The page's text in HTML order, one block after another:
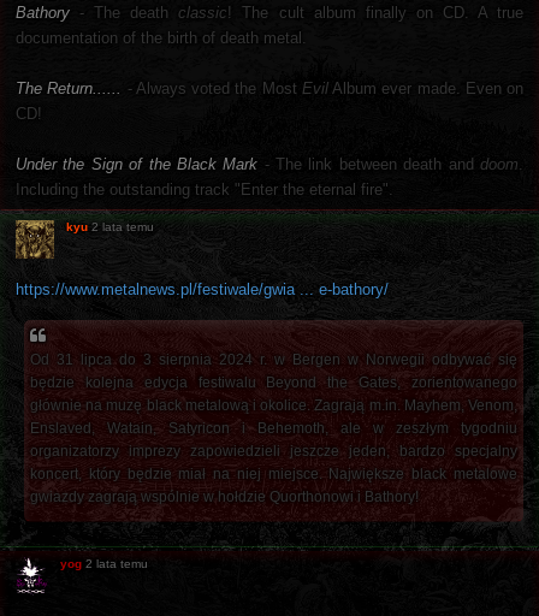
Bathory - The deathclassic! The cult album finally on CD. A true
documentation of the birth of death metal.
The Return...... - Always voted the Most EvilAlbum ever made. Even on
CD!
Under the Sign of the Black Mark - The link between death anddoom.
Including the outstanding track "Enter the eternal fire".
kyu 2 lata temu
https://www.metalnews.pl/festiwale/gwia ... e-bathory/
Od 31 lipca do 3 sierpnia 2024 r. w Bergen w Norwegii odbywać się
będzie kolejna edycja festiwalu Beyond the Gates, zorientowanego
głównie na muzę black metalową i okolice. Zagrają m.in. Mayhem, Venom,
Enslaved, Watain, Satyricon i Behemoth, ale w zeszłym tygodniu
organizatorzy imprezy zapowiedzieli jeszcze jeden, bardzo specjalny
koncert, który będzie miał na niej miejsce. Największe black metalowe
gwiazdy zagrają wspólnie w hołdzie Quorthonowi i Bathory!
yog 2 lata temu